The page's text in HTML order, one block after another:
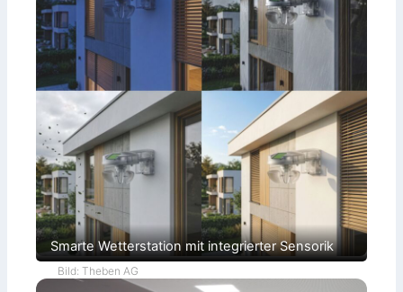
Smarte Wetterstation mit integrierter Sensorik
Bild: Theben AG